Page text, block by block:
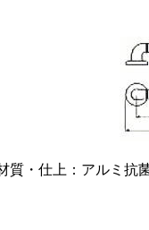
質・仕上：アルミ抗